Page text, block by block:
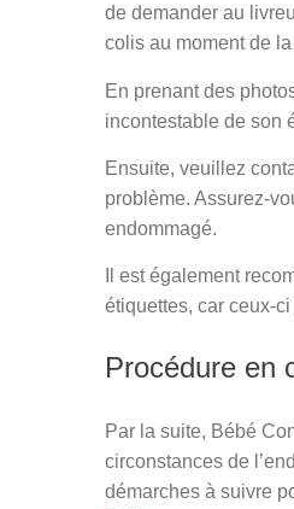
de demander au
colis au moment de
En prenant des
incontestable de son
Ensuite, veuillez
problème. Assurez-
endommagé.
Il est également
étiquettes, car ceux-
Procédure en
Par la suite, Bébé
circonstances de
démarches à suivre